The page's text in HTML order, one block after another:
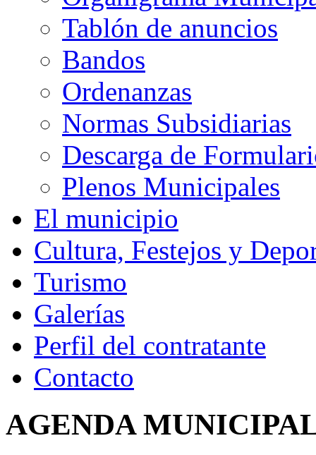
Tablón de anuncios
Bandos
Ordenanzas
Normas Subsidiarias
Descarga de
Plenos Municipales
El municipio
Cultura, Festejos y
Turismo
Galerías
Perfil del contratante
Contacto
AGENDA